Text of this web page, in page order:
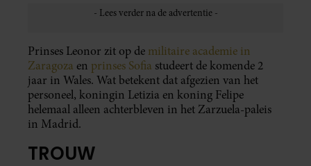
Prinses Leonor zit op de militaire academie in
Zaragoza en prinses Sofia studeert de komende 2
jaar in Wales. Wat betekent dat afgezien van het
personeel, koningin Letizia en koning Felipe
helemaal alleen achterbleven in het Zarzuela-paleis
in Madrid.
TROUW